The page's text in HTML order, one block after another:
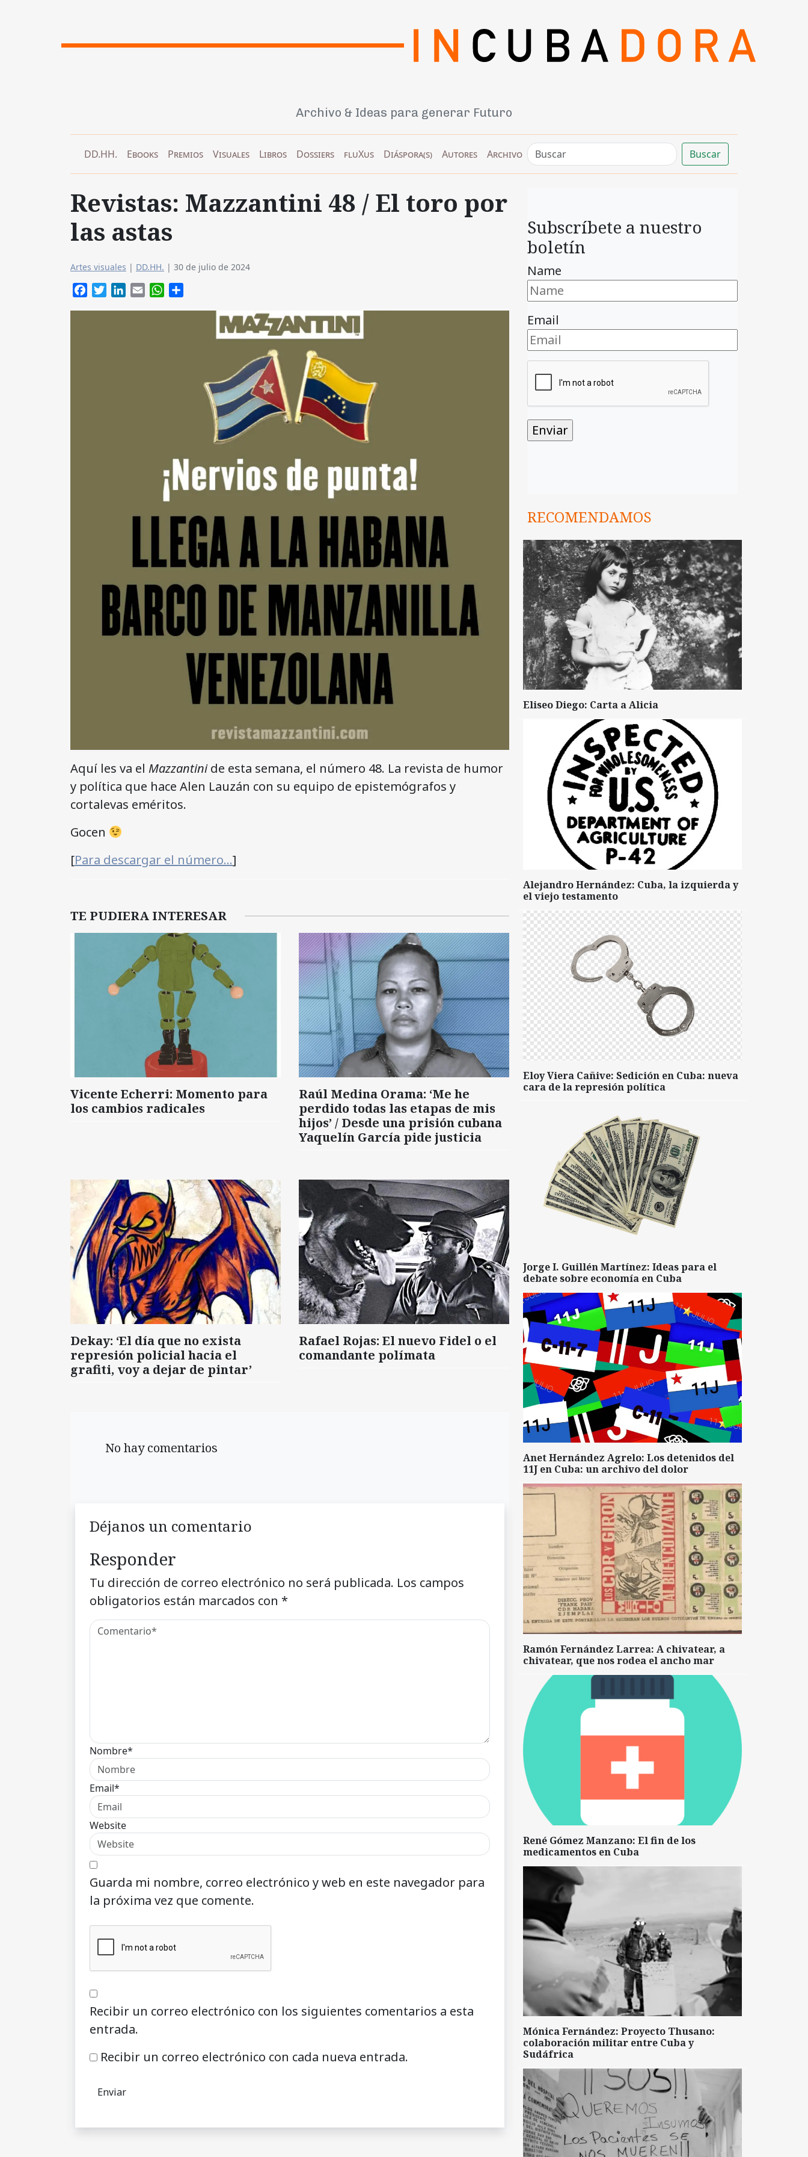
Archivo & Ideas para generar Futuro
DD.HH. Ebooks Premios Visuales Libros Dossiers fluXus Diáspora(s) Autores Archivo Buscar
Revistas: Mazzantini 48 / El toro por
las astas
Artes visuales | DD.HH. | 30 de julio de 2024
FacebookTwitterLinkedIn
Email WhatsApp
Aquí les va el Mazzantinide esta semana, el número 48. La revista de humor
y política que hace Alen Lauzán con su equipo de epistemógrafos y
cortalevas eméritos.
Gocen
[Para descargar el número…]
TE PUDIERA INTERESAR
Vicente Echerri: Momento para
los cambios radicales
Raúl Medina Orama: ‘Me he
perdido todas las etapas de mis
hijos’ / Desde una prisión cubana
Yaquelín García pide justicia
Dekay: ‘El día que no exista
represión policial hacia el
grafiti, voy a dejar de pintar’
Rafael Rojas: El nuevo Fidel o el
comandante polímata
No hay comentarios
Déjanos un comentario
Responder
Tu dirección de correo electrónico no será publicada. Los campos
obligatorios están marcados con *
Nombre*
Email*
Website
Guarda mi nombre, correo electrónico y web en este navegador para
la próxima vez que comente.
Recibir un correo electrónico con los siguientes comentarios a esta
entrada.
Recibir un correo electrónico con cada nueva entrada.
Subscríbete a nuestro
boletín
Name
Email
RECOMENDAMOS
Eliseo Diego: Carta a Alicia
Alejandro Hernández: Cuba, la izquierda y
el viejo testamento
Eloy Viera Cañive: Sedición en Cuba: nueva
cara de la represión política
Jorge I. Guillén Martínez: Ideas para el
debate sobre economía en Cuba
Anet Hernández Agrelo: Los detenidos del
11J en Cuba: un archivo del dolor
Ramón Fernández Larrea: A chivatear, a
chivatear, que nos rodea el ancho mar
René Gómez Manzano: El fin de los
medicamentos en Cuba
Mónica Fernández: Proyecto Thusano:
colaboración militar entre Cuba y
Sudáfrica